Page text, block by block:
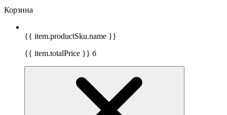
Корзина
{{ item.productSku.name }}
{{ item.totalPrice }} б